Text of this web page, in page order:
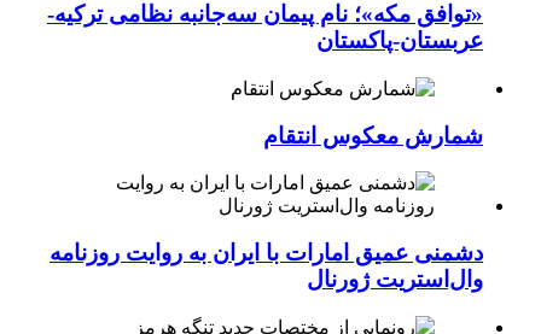
«توافق مکه»؛ نام پیمان سه‌جانبه نظامی ترکیه-
عربستان-پاکستان
شمارش معکوس انتقام
دشمنی عمیق امارات با ایران به روایت روزنامه
وال‌استریت ژورنال